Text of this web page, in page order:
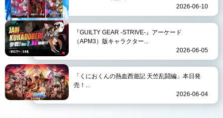
2026-06-10
『GUILTY GEAR -STRIVE-』アーケード
（APM3）版キャラクター...
2026-06-05
「くにおくんの熱血西遊記 天竺乱闘編」本日発
売！...
2026-06-04